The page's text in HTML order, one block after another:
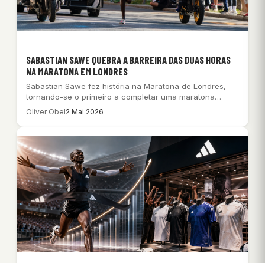
SABASTIAN SAWE QUEBRA A BARREIRA DAS DUAS HORAS
NA MARATONA EM LONDRES
Sabastian Sawe fez história na Maratona de Londres,
tornando-se o primeiro a completar uma maratona…
Oliver Obel2 Mai 2026